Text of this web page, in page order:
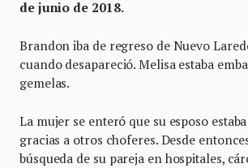
de junio de 2018.
Brandon iba de regreso de Nuevo
cuando desapareció. Melisa estaba
gemelas.
La mujer se enteró que su esposo
gracias a otros choferes. Desde
búsqueda de su pareja en hospitales,